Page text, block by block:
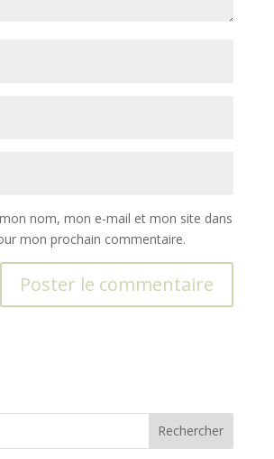
nom, mon e-mail et mon site dans
mon prochain commentaire.
Rechercher